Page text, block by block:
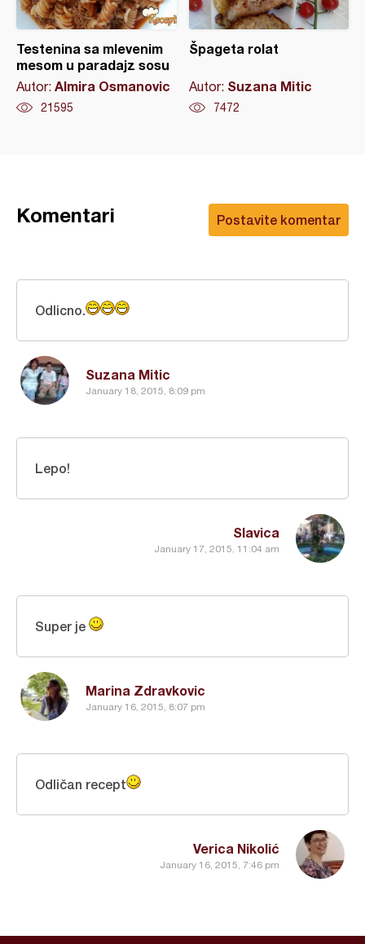
Testenina sa mlevenim
mesom u paradajz sosu
Autor: Almira Osmanovic
21595
Špageta rolat
Autor: Suzana Mitic
7472
Postavite komentar
Komentari
Suzana Mitic
January 18, 2015, 8:09 pm
Odlicno.
Slavica
January 17, 2015, 11:04 am
Lepo!
Marina Zdravkovic
January 16, 2015, 8:07 pm
Super je
Verica Nikolić
January 16, 2015, 7:46 pm
Odličan recept